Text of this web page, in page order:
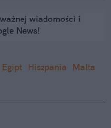
wiadomości i
News!
Egipt Hiszpania
Malta